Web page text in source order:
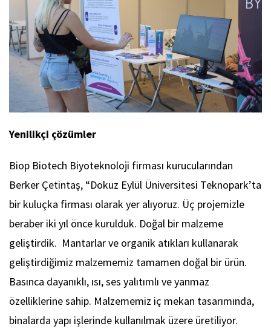
Yenilikçi çözümler
Biop Biotech Biyoteknoloji firması kurucularından
Berker Çetintaş, “Dokuz Eylül Üniversitesi Teknopark’ta
bir kuluçka firması olarak yer alıyoruz. Üç projemizle
beraber iki yıl önce kurulduk. Doğal bir malzeme
geliştirdik. Mantarlar ve organik atıkları kullanarak
geliştirdiğimiz malzememiz tamamen doğal bir ürün.
Basınca dayanıklı, ısı, ses yalıtımlı ve yanmaz
özelliklerine sahip. Malzememiz iç mekan tasarımında,
binalarda yapı işlerinde kullanılmak üzere üretiliyor.